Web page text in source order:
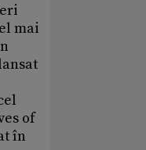
mai
of
în